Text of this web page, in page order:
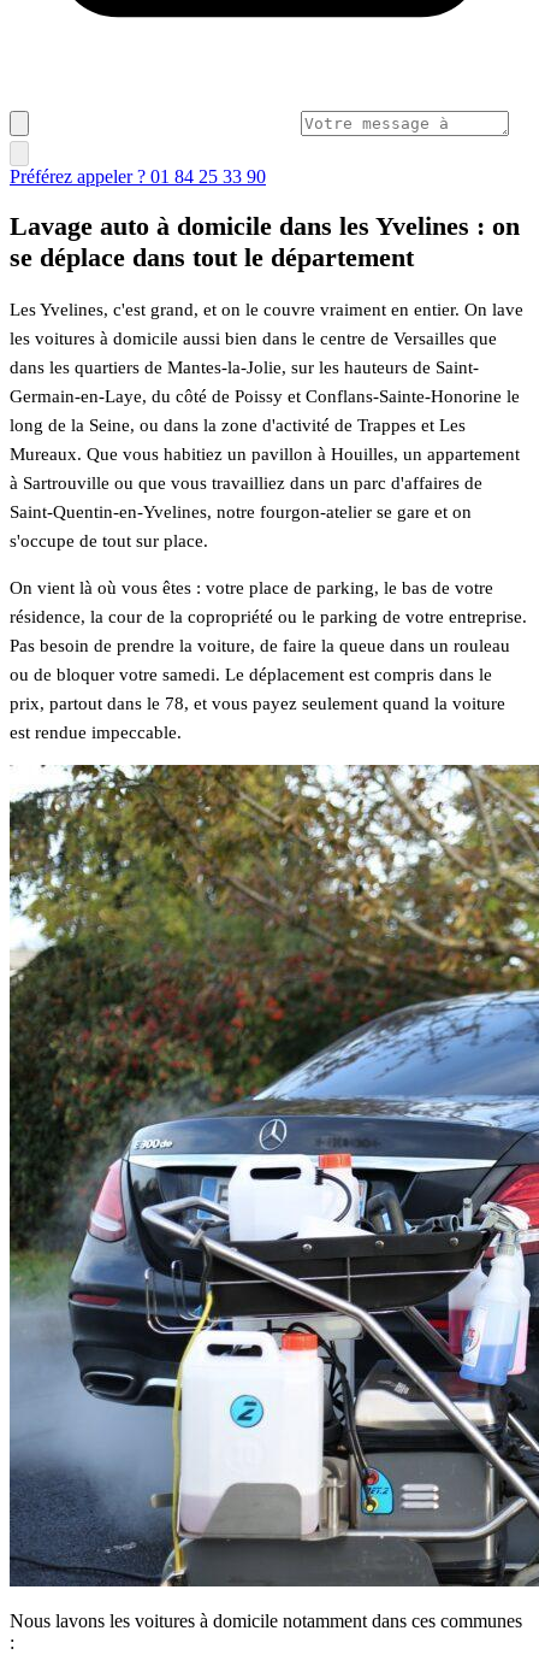
Préférez appeler ? 01 84 25 33 90
Lavage auto à domicile dans les Yvelines : on
se déplace dans tout le département
Les Yvelines, c'est grand, et on le couvre vraiment en entier. On lave
les voitures à domicile aussi bien dans le centre de Versailles que
dans les quartiers de Mantes-la-Jolie, sur les hauteurs de Saint-
Germain-en-Laye, du côté de Poissy et Conflans-Sainte-Honorine le
long de la Seine, ou dans la zone d'activité de Trappes et Les
Mureaux. Que vous habitiez un pavillon à Houilles, un appartement
à Sartrouville ou que vous travailliez dans un parc d'affaires de
Saint-Quentin-en-Yvelines, notre fourgon-atelier se gare et on
s'occupe de tout sur place.
On vient là où vous êtes : votre place de parking, le bas de votre
résidence, la cour de la copropriété ou le parking de votre entreprise.
Pas besoin de prendre la voiture, de faire la queue dans un rouleau
ou de bloquer votre samedi. Le déplacement est compris dans le
prix, partout dans le 78, et vous payez seulement quand la voiture
est rendue impeccable.
Nous lavons les voitures à domicile notamment dans ces communes
: